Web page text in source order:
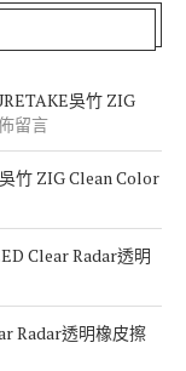
吳竹 ZIG
留言
竹 ZIG Clean Color
Clear Radar透明
Radar透明橡皮擦